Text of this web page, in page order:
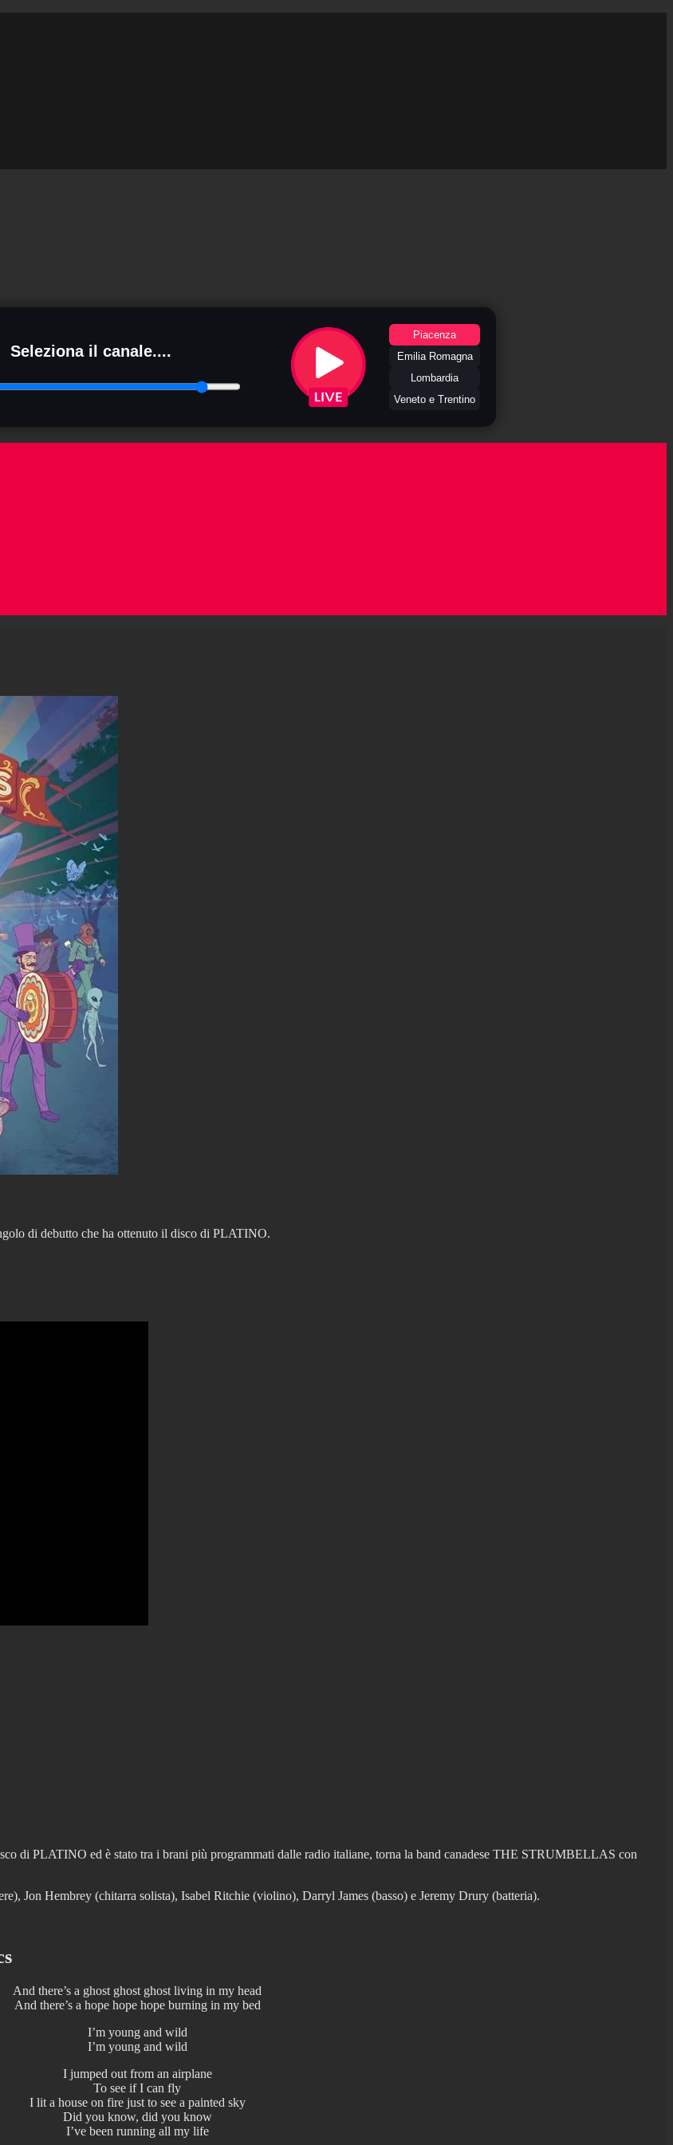
Seleziona il canale....
Piacenza
Emilia Romagna
Lombardia
Veneto e Trentino
di debutto che ha ottenuto il disco di PLATINO.
di PLATINO ed è stato tra i brani più programmati dalle radio italiane, torna la band canadese THE STRUMBELLAS con
Jon Hembrey (chitarra solista), Isabel Ritchie (violino), Darryl James (basso) e Jeremy Drury (batteria).
And there’s a ghost ghost ghost living in my head
And there’s a hope hope hope burning in my bed
I’m young and wild
I’m young and wild
I jumped out from an airplane
To see if I can fly
I lit a house on fire just to see a painted sky
Did you know, did you know
I’ve been running all my life